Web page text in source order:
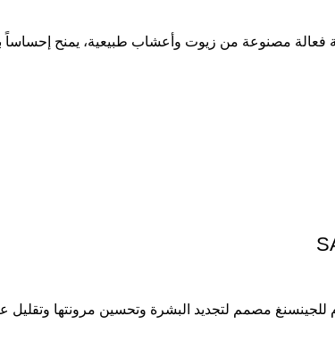
فعالة مصنوعة من زيوت وأعشاب طبيعية، يمنح